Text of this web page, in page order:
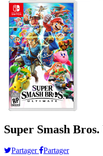
Super Smash
Partager
Partager